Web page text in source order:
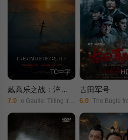
TC中字
戴高乐之战：淬炼时代
7.0 e Gaulle: Tilting Iron/La Bataille De Gaulle/De Gaulle: Résistance/
古田军号
6.0 The Bugle from